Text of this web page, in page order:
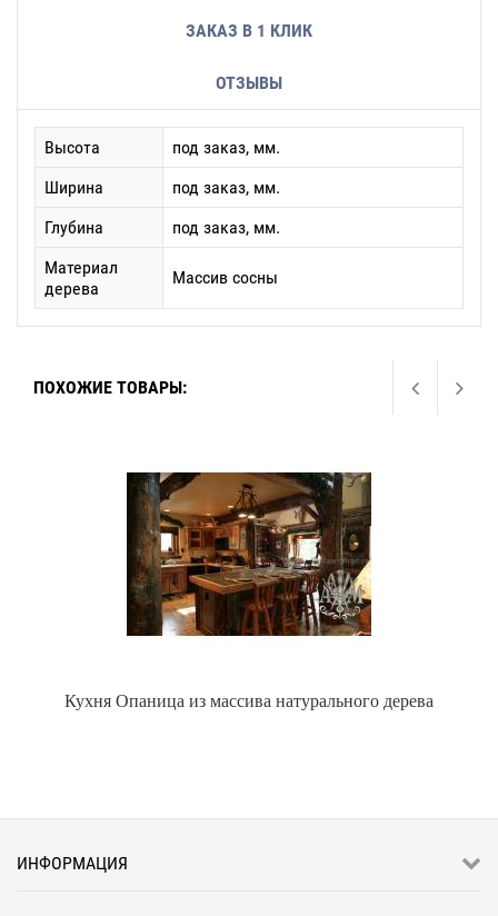
ЗАКАЗ В 1 КЛИК
ОТЗЫВЫ
Высота
под заказ, мм.
Ширина
под заказ, мм.
Глубина
под заказ, мм.
Материал
дерева
Массив сосны
ПОХОЖИЕ ТОВАРЫ:
Кухня Опаница из массива натурального дерева
ИНФОРМАЦИЯ